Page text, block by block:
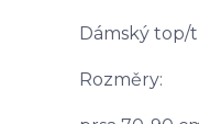
Dámský top/
Rozměry: